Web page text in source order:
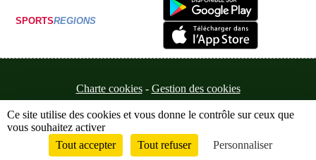
SPORTSREGIONS
Charte cookies Gestion des cookies
Envie de participer ? Connexion
Ce site utilise des cookies et vous donne le contrôle sur ceux que
vous souhaitez activer
Tout accepter
Tout refuser Personnaliser